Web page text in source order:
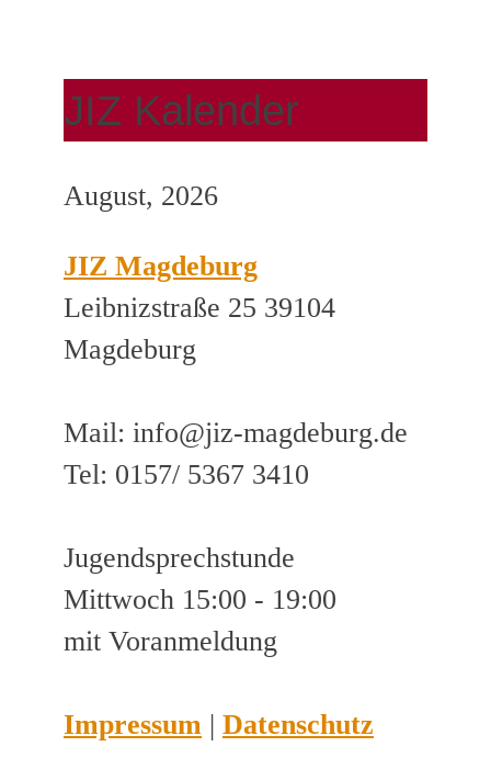
JIZ Kalender
August, 2026
JIZ Magdeburg
Leibnizstraße 25 39104
Magdeburg
Mail: info@jiz-magdeburg.de
Tel: 0157/ 5367 3410
Jugendsprechstunde
Mittwoch 15:00 - 19:00
mit Voranmeldung
Impressum | Datenschutz